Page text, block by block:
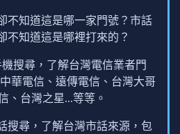
不知道這是哪一家門號？市話
不知道這是哪裡打來的？
搜尋，了解台灣電信業者門
華電信、遠傳電信、台灣大哥
、台灣之星...等等。
搜尋，了解台灣市話來源，包